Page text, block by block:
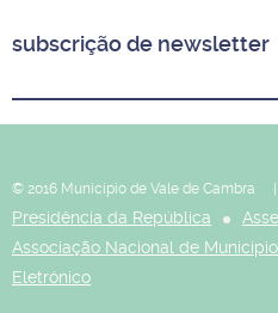
subscrição de newsletter
© 2016 Município de Vale de Cambra |
Presidência da República
Associação Nacional de
Eletrónico